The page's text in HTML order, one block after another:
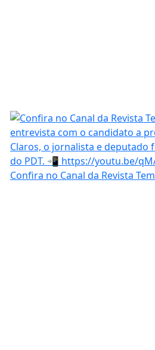
Confira no Canal da Revista